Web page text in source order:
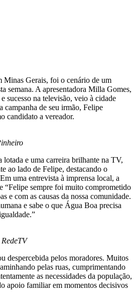
Minas Gerais, foi o cenário de um
semana. A apresentadora Milla Gomes,
sucesso na televisão, veio à cidade
campanha de seu irmão, Felipe
candidato a vereador.
lotada e uma carreira brilhante na TV,
ao lado de Felipe, destacando o
uma entrevista à imprensa local, a
“Felipe sempre foi muito comprometido
e com as causas da nossa comunidade.
e sabe o que Água Boa precisa
despercebida pelos moradores. Muitos
pelas ruas, cumprimentando
as necessidades da população,
apoio familiar em momentos decisivos